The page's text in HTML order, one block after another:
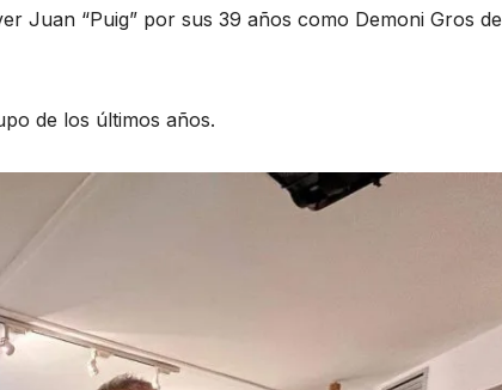
Juan “Puig” por sus 39 años como Demoni Gros de
de los últimos años.